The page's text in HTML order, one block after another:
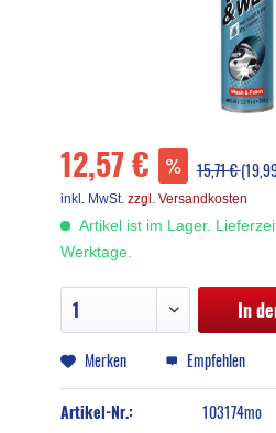
12,57 € 15,71 €
inkl. MwSt. zzgl. Versandkosten
Artikel ist im Lager.
Werktage.
In
Merken Empfehlen
Artikel-Nr.:
103174mo